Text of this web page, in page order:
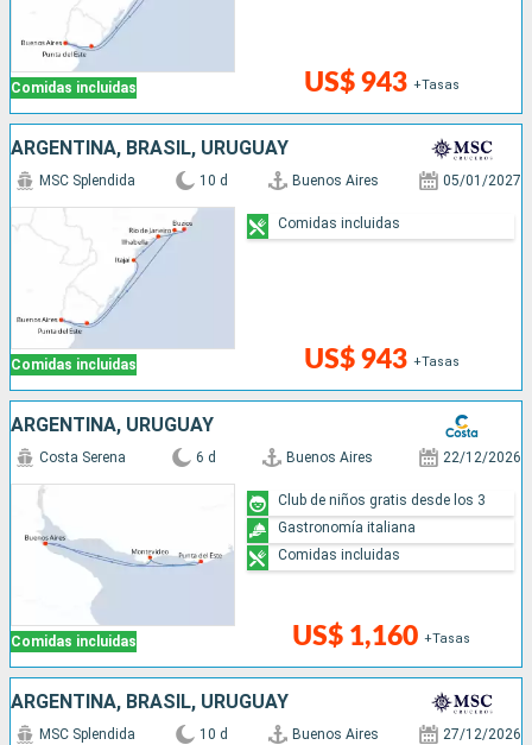
Comidas incluidas US$ 943 +Tasas
ARGENTINA, BRASIL, URUGUAY
Comidas incluidas
MSC Splendida 10 d Buenos Aires 05/01/2027
US$ 943 +Tasas
Comidas incluidas
ARGENTINA, URUGUAY
Comidas incluidas
Costa Serena 6 d Buenos Aires 22/12/2026
US$ 1,160 +Tasas
Club de niños gratis desde los 3
Gastronomía italiana
Comidas incluidas
ARGENTINA, BRASIL, URUGUAY
MSC Splendida 10 d Buenos Aires 27/12/2026